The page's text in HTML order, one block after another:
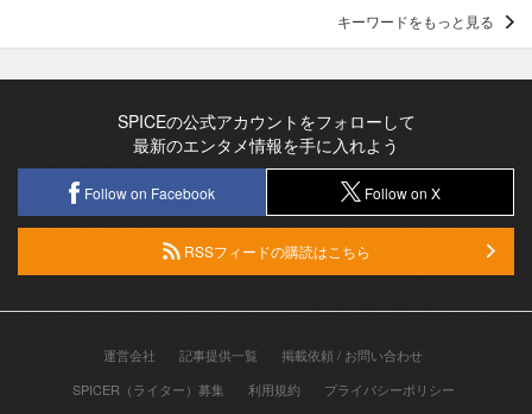
キーワードをもっと見る
SPICEの公式アカウントをフォローして
最新のエンタメ情報を手に入れよう
Follow on Facebook Follow on X
RSSフィードの購読はこちら
運営会社 記事提供一覧
掲載依頼 / お問い合わせ
SPICER（ライター）募集
利用規約 プライバシーポリシー